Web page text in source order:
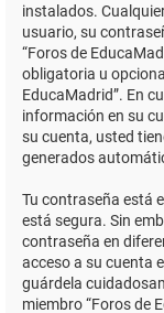
instalados.
usuario, su
“Foros de
obligatoria u
EducaMadrid”. En
información en su
su cuenta, usted
generados
Tu contraseña está
está segura. Sin
contraseña en
acceso a su cuenta
guárdela
miembro “Foros de